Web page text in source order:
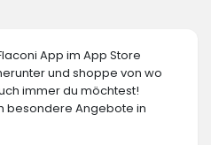
App im App Store
und shoppe von wo
immer du möchtest!
besondere Angebote in